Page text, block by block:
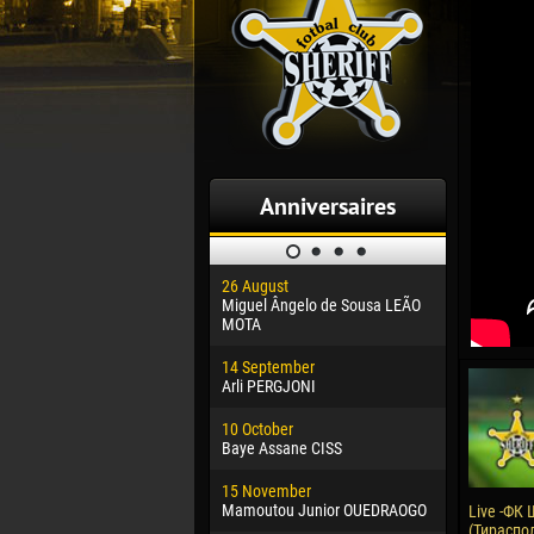
Anniversaires
26 August
Miguel Ângelo de Sousa LEÃO
MOTA
14 September
Arli PERGJONI
10 October
Baye Assane CISS
15 November
Mamoutou Junior OUEDRAOGO
Dhoraso
24 February
Vladislav
02 March
Veaceslav
09 March
Emmanuel
Live -ФК